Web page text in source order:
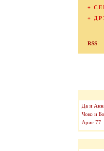
+
+
RSS
Да и
Чоко и
Арис 77